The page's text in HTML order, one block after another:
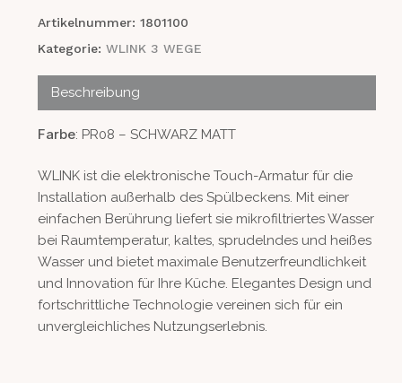
Artikelnummer: 1801100
Kategorie: WLINK 3 WEGE
Beschreibung
Farbe: PR08 – SCHWARZ MATT
WLINK ist die elektronische Touch-Armatur für die
Installation außerhalb des Spülbeckens. Mit einer
einfachen Berührung liefert sie mikrofiltriertes Wasser
bei Raumtemperatur, kaltes, sprudelndes und heißes
Wasser und bietet maximale Benutzerfreundlichkeit
und Innovation für Ihre Küche. Elegantes Design und
fortschrittliche Technologie vereinen sich für ein
unvergleichliches Nutzungserlebnis.